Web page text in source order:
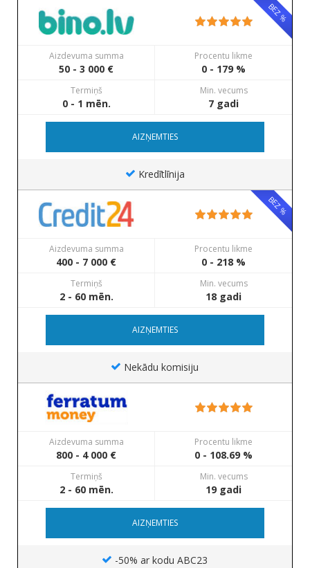
BEZ %
Aizdevuma summa
50 - 3 000 €
Procentu likme
0 - 179 %
Termiņš
0 - 1 mēn.
Min. vecums
7 gadi
AIZŅEMTIES
Kredītlīnija
BEZ %
Aizdevuma summa
400 - 7 000 €
Procentu likme
0 - 218 %
Termiņš
2 - 60 mēn.
Min. vecums
18 gadi
AIZŅEMTIES
Nekādu komisiju
Aizdevuma summa
800 - 4 000 €
Procentu likme
0 - 108.69 %
Termiņš
2 - 60 mēn.
Min. vecums
19 gadi
AIZŅEMTIES
-50% ar kodu ABC23